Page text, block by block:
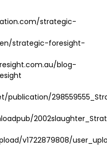
strategic-
strategic-foresight-
blog-
publication/
v1722879808/